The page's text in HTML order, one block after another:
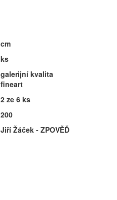
cm
ks
galerijní kvalita
fineart
2 ze 6 ks
200
Jiří Žáček - ZPOVĚĎ